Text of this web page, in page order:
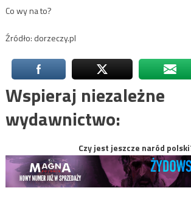
Co wy na to?
Źródło: dorzeczy.pl
Wspieraj niezależne
wydawnictwo:
Czy jest jeszcze naród